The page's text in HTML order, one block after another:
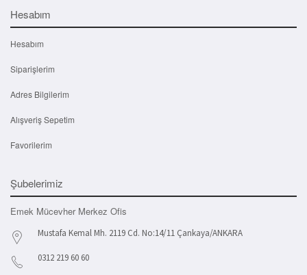
Hesabım
Hesabım
Siparişlerim
Adres Bilgilerim
Alışveriş Sepetim
Favorilerim
Şubelerimiz
Emek Mücevher Merkez Ofis
Mustafa Kemal Mh. 2119 Cd. No:14/11 Çankaya/ANKARA
0312 219 60 60